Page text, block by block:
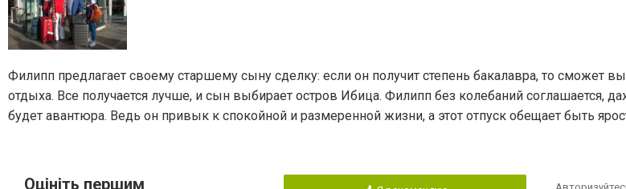
Филипп предлагает своему старшему сыну сделку: если он получит степень бакалавра, то сможет
отдыха. Все получается лучше, и сын выбирает остров Ибица. Филипп без колебаний соглашается,
будет авантюра. Ведь он привык к спокойной и размеренной жизни, а этот отпуск обещает быть
Оцініть першим